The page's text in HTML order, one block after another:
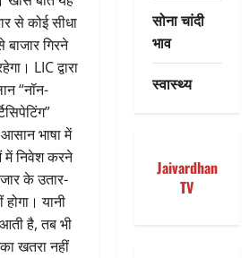
से कोई सीधा
गिरने
LIC द्वारा
“नॉन-
भाषा में
में निवेश करने
के उतार-
यानी
आती है, तब भी
खतरा नहीं
सोना चांदी
भाव
स्वास्थ्य
Jaivardhan
TV